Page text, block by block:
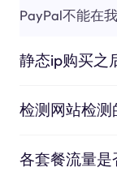
PayPal不能在
静态ip购买之
检测网站检
各套餐流量是